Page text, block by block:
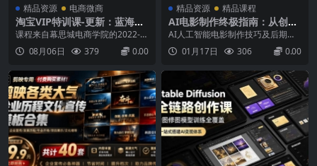
精品资源 电商微商
淘宝VIP特训课-更新：蓝海选
品+付费投放｜短视频AI运营
｜大促起爆全流程，破解店铺
无流量无利润难题
课程来自幕思城电商学院的2022-2
026淘宝培训VIP课程。帮你彻底改
善运营产品没利润的处境，传授各
优化排名逻辑，从淘宝新店到天猫
店铺的实战教程，提升转化干货知
识，用最短的时间、最高效的方
式，吸收爆款打造的核...
08月06日 379 0.00
精品资源 精品课程
AI电影制作终极指南：从创意
到成片，系统掌握智能影视全
流程实战课（中英字幕）
AI人工智能电影制作技巧及后期完
整终极指南教程-中英字幕英文+中
英字幕描述这门课程是你进入电影
有工作室，没有昂贵的设备——只
有你的想法，简单的提示，以及已
经在你的笔记本电脑或手机上的免
费人工智能工具。你将在实践...
01月17日 306 0.00